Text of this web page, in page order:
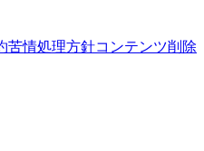
苦情処理方針コンテンツ削除